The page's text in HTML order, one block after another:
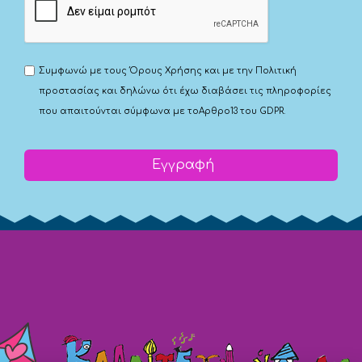
Συμφωνώ με τουςΌρους Χρήσης και με την Πολιτική
προστασίας και δηλώνω ότι έχω διαβάσει τις πληροφορίες
που απαιτούνται σύμφωνα με τοΑρθρο13 του GDPR.
Εγγραφή